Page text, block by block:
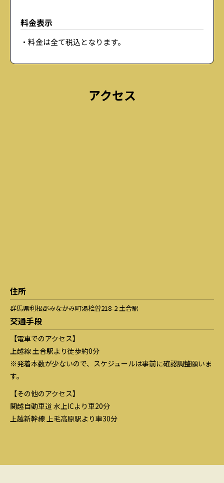
料金表示
料金は全て税込となります。
アクセス
住所
群馬県利根郡みなかみ町湯桧曽218-2 土合駅
交通手段
【電車でのアクセス】
上越線 土合駅より徒歩約0分
※発着本数が少ないので、スケジュールは事前に確認調整願いま
す。
【その他のアクセス】
関越自動車道 水上ICより車20分
上越新幹線 上毛高原駅より車30分